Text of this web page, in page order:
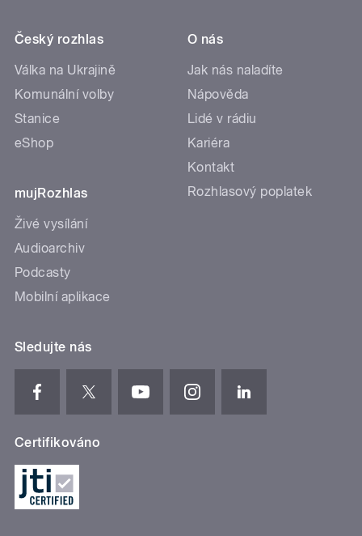
Český rozhlas
Válka na Ukrajině
Komunální volby
Stanice
eShop
mujRozhlas
Živé vysílání
Audioarchiv
Podcasty
Mobilní aplikace
O nás
Jak nás naladíte
Nápověda
Lidé v rádiu
Kariéra
Kontakt
Rozhlasový poplatek
Sledujte nás
Certifikováno